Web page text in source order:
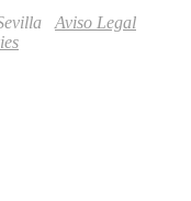
Aviso Legal